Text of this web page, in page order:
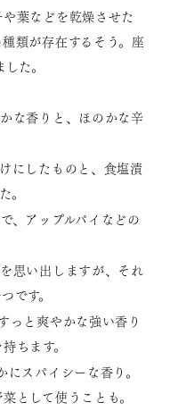
葉などを乾燥させた
類が存在するそう。座
た。
な香りと、ほのかな辛
にしたものと、食塩漬
。
、アップルパイなどの
思い出しますが、それ
です。
っと爽やかな強い香り
ちます。
スパイシーな香り。
として使うことも。